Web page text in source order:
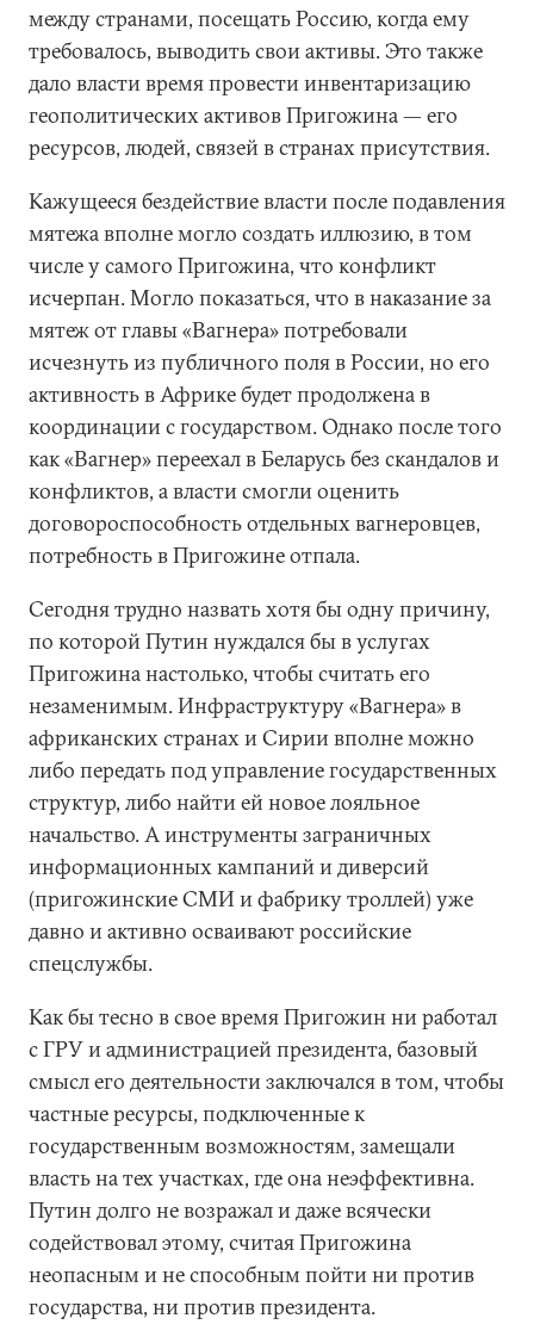
между странами, посещать Россию, когда ему
требовалось, выводить свои активы. Это также
дало власти время провести инвентаризацию
геополитических активов Пригожина — его
ресурсов, людей, связей в странах присутствия.
Кажущееся бездействие власти после подавления
мятежа вполне могло создать иллюзию, в том
числе у самого Пригожина, что конфликт
исчерпан. Могло показаться, что в наказание за
мятеж от главы «Вагнера» потребовали
исчезнуть из публичного поля в России, но его
активность в Африке будет продолжена в
координации с государством. Однако после того
как «Вагнер» переехал в Беларусь без скандалов и
конфликтов, а власти смогли оценить
договороспособность отдельных вагнеровцев,
потребность в Пригожине отпала.
Сегодня трудно назвать хотя бы одну причину,
по которой Путин нуждался бы в услугах
Пригожина настолько, чтобы считать его
незаменимым. Инфраструктуру «Вагнера» в
африканских странах и Сирии вполне можно
либо передать под управление государственных
структур, либо найти ей новое лояльное
начальство. А инструменты заграничных
информационных кампаний и диверсий
(пригожинские СМИ и фабрику троллей) уже
давно и активно осваивают российские
спецслужбы.
Как бы тесно в свое время Пригожин ни работал
с ГРУ и администрацией президента, базовый
смысл его деятельности заключался в том, чтобы
частные ресурсы, подключенные к
государственным возможностям, замещали
власть на тех участках, где она неэффективна.
Путин долго не возражал и даже всячески
содействовал этому, считая Пригожина
неопасным и не способным пойти ни против
государства, ни против президента.